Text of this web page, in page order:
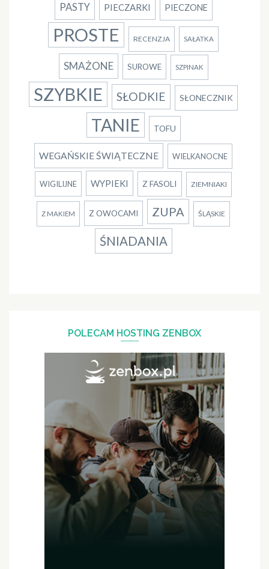
PASTY PIECZARKI PIECZONE
PROSTE RECENZJA SAŁATKA
SMAŻONE SUROWE SZPINAK
SZYBKIE SŁODKIE SŁONECZNIK
TANIE TOFU
WEGAŃSKIE ŚWIĄTECZNE WIELKANOCNE
WIGILIJNE WYPIEKI Z FASOLI ZIEMNIAKI
Z MAKIEM Z OWOCAMI ZUPA ŚLĄSKIE
ŚNIADANIA
POLECAM HOSTING ZENBOX